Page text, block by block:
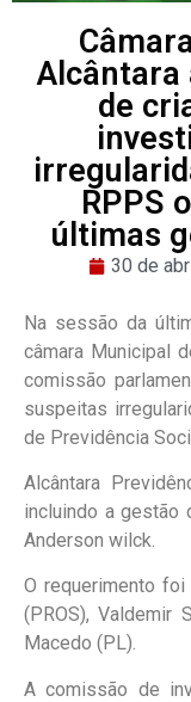
Alcântara
de
RPPS
últimas
30 de
Na sessão da
câmara Municipal
comissão
suspeitas
de Previdência
Alcântara
incluindo a gestão
Anderson wilck.
O requerimento
(PROS), Valdemir
Macedo (PL).
A comissão de